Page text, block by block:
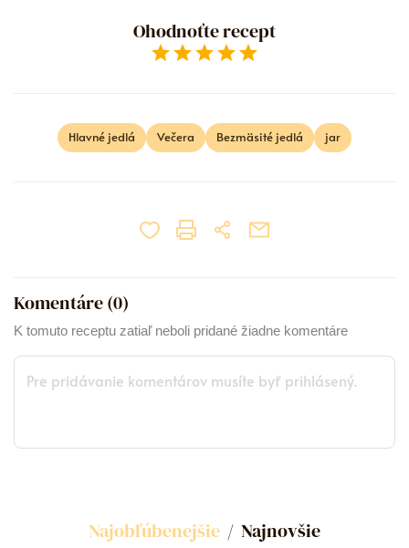
Ohodnoťte recept
Hlavné jedlá Večera Bezmäsité jedlá jar
Komentáre (0)
K tomuto receptu zatiaľ neboli pridané žiadne komentáre
Najobľúbenejšie Najnovšie